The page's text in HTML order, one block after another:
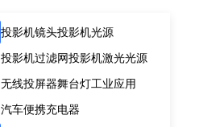
投影机镜头投影机光源
投影机过滤网投影机激光光源
无线投屏器舞台灯工业应用
汽车便携充电器